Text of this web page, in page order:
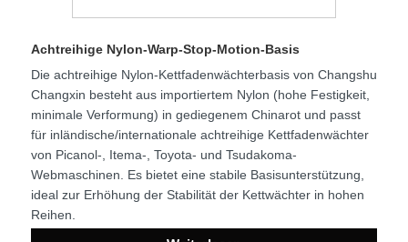
Achtreihige Nylon-Warp-Stop-Motion-Basis
Die achtreihige Nylon-Kettfadenwächterbasis von Changshu
Changxin besteht aus importiertem Nylon (hohe Festigkeit,
minimale Verformung) in gediegenem Chinarot und passt
für inländische/internationale achtreihige Kettfadenwächter
von Picanol-, Itema-, Toyota- und Tsudakoma-
Webmaschinen. Es bietet eine stabile Basisunterstützung,
ideal zur Erhöhung der Stabilität der Kettwächter in hohen
Reihen.